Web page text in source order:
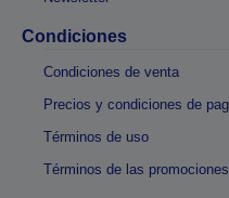
Condiciones
Condiciones de venta
Precios y condiciones de
Términos de uso
Términos de las